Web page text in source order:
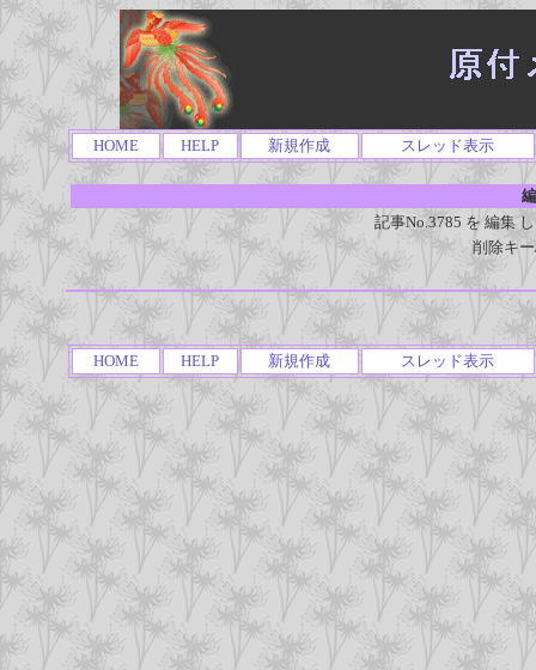
HOME HELP 新規作成 スレッド表示
記事No.3785 を 編集
削除キ
HOME HELP 新規作成 スレッド表示